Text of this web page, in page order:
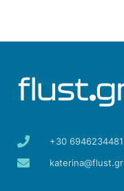
+30 6946234481
katerina@flust.gr